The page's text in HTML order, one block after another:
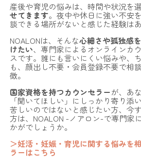
産後や育児の悩みは、時間や状況を
せてきます。夜中や休日に強い不安
談できる場所がないと感じた経験は
NOALONは、そんな心細さや孤独感
けたい、専門家によるオンラインカ
スです。誰にも言いにくい悩みや、
も、顔出し不要・会員登録不要で相
徴。
国家資格を持つカウンセラーが、あ
「聞いてほしい」にしっかり寄り添
苦しいのではないと感じたい方、今
方は、 NOALON -ノアロン-で専門家
かがでしょうか。
＞妊活・妊娠・育児に関する悩みを
ラーはこちら